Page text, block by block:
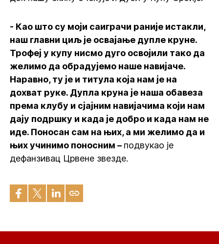
- Као што су моји саиграчи раније истакли,
наш главни циљ је освајање дупле круне.
Трофеј у купу нисмо дуго освојили тако да
желимо да обрадујемо наше навијаче.
Наравно, ту је и титула која нам је на
дохват руке. Дупла круна је наша обавеза
према клубу и сјајним навијачима који нам
дају подршку и када је добро и када нам не
иде. Поносан сам на њих, а ми желимо да и
њих учинимо поносним – подвукао је
дефанзивац Црвене звезде.